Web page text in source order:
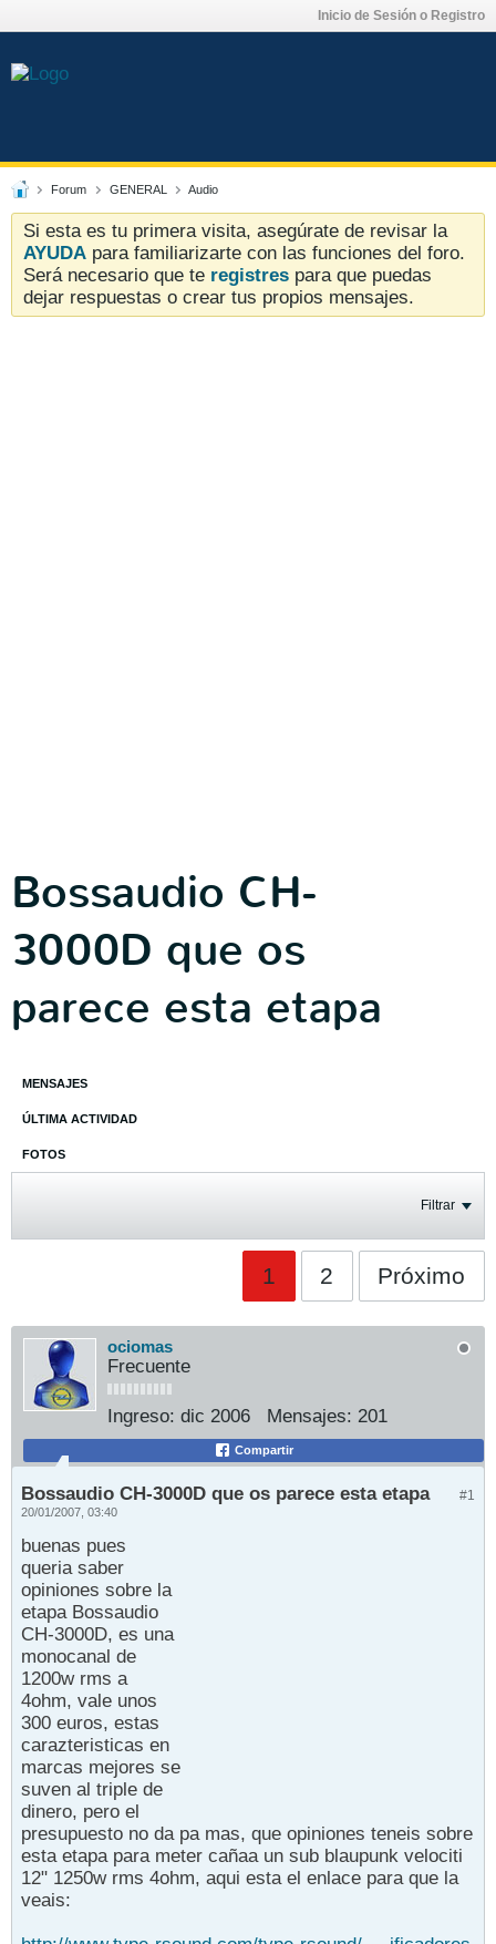
Inicio de Sesión o Registro
Forum GENERAL Audio
Si esta es tu primera visita, asegúrate de revisar la
AYUDA para familiarizarte con las funciones del foro.
Será necesario que te registres para que puedas
dejar respuestas o crear tus propios mensajes.
Bossaudio CH-
3000D que os
parece esta etapa
MENSAJES
ÚLTIMA ACTIVIDAD
FOTOS
Filtrar
1 2 Próximo
ociomas
Frecuente
Ingreso: dic 2006 Mensajes: 201
Compartir
#1
Bossaudio CH-3000D que os parece esta etapa
20/01/2007, 03:40
buenas pues
queria saber
opiniones sobre la
etapa Bossaudio
CH-3000D, es una
monocanal de
1200w rms a
4ohm, vale unos
300 euros, estas
carazteristicas en
marcas mejores se
suven al triple de
dinero, pero el
presupuesto no da pa mas, que opiniones teneis sobre
esta etapa para meter cañaa un sub blaupunk velociti
12" 1250w rms 4ohm, aqui esta el enlace para que la
veais: